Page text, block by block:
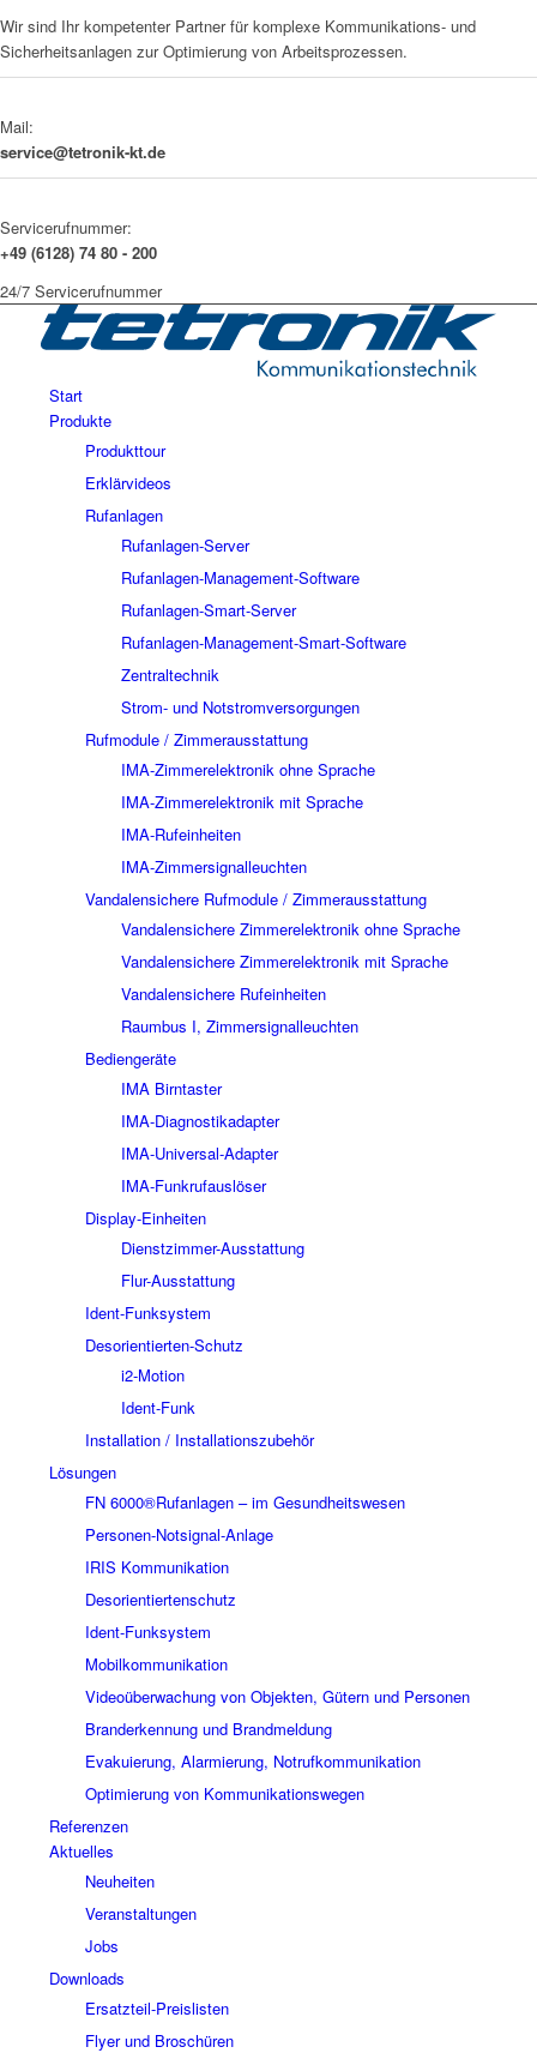
Wir sind Ihr kompetenter Partner für komplexe Kommunikations- und
Sicherheitsanlagen zur Optimierung von Arbeitsprozessen.
Mail:
service@tetronik-kt.de
Servicerufnummer:
+49 (6128) 74 80 - 200
24/7 Servicerufnummer
Start
Produkte
Produkttour
Erklärvideos
Rufanlagen
Rufanlagen-Server
Rufanlagen-Management-Software
Rufanlagen-Smart-Server
Rufanlagen-Management-Smart-Software
Zentraltechnik
Strom- und Notstromversorgungen
Rufmodule / Zimmerausstattung
IMA-Zimmerelektronik ohne Sprache
IMA-Zimmerelektronik mit Sprache
IMA-Rufeinheiten
IMA-Zimmersignalleuchten
Vandalensichere Rufmodule / Zimmerausstattung
Vandalensichere Zimmerelektronik ohne Sprache
Vandalensichere Zimmerelektronik mit Sprache
Vandalensichere Rufeinheiten
Raumbus I, Zimmersignalleuchten
Bediengeräte
IMA Birntaster
IMA-Diagnostikadapter
IMA-Universal-Adapter
IMA-Funkrufauslöser
Display-Einheiten
Dienstzimmer-Ausstattung
Flur-Ausstattung
Ident-Funksystem
Desorientierten-Schutz
i2-Motion
Ident-Funk
Installation / Installationszubehör
Lösungen
FN 6000®Rufanlagen – im Gesundheitswesen
Personen-Notsignal-Anlage
IRIS Kommunikation
Desorientiertenschutz
Ident-Funksystem
Mobilkommunikation
Videoüberwachung von Objekten, Gütern und Personen
Branderkennung und Brandmeldung
Evakuierung, Alarmierung, Notrufkommunikation
Optimierung von Kommunikationswegen
Referenzen
Aktuelles
Neuheiten
Veranstaltungen
Jobs
Downloads
Ersatzteil-Preislisten
Flyer und Broschüren